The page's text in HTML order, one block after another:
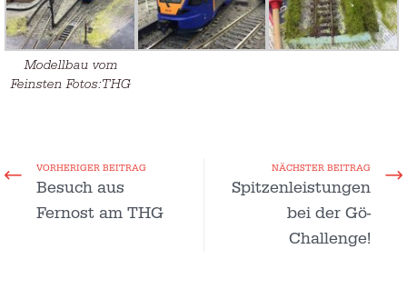
Modellbau vom
Feinsten Fotos:THG
VORHERIGER BEITRAG
Besuch aus
Fernost am THG
NÄCHSTER BEITRAG
Spitzenleistungen
bei der Gö-
Challenge!